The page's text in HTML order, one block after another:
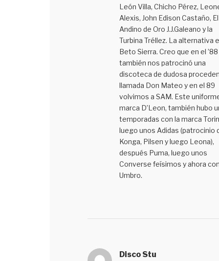
León Villa, Chicho Pérez,
Alexis, John Edison Castaño, El
Andino de Oro J.J.Galeano y la
Turbina Tréllez. La alternativa
Beto Sierra. Creo que en el ’88
también nos patrocinó una
discoteca de dudosa
llamada Don Mateo y en el 89
volvimos a SAM. Este
marca D’Leon, también hubo
temporadas con la marca
luego unos Adidas (patrocinio
Konga, Pilsen y luego Leona),
después Puma, luego unos
Converse feísimos y ahora
Umbro.
Disco Stu